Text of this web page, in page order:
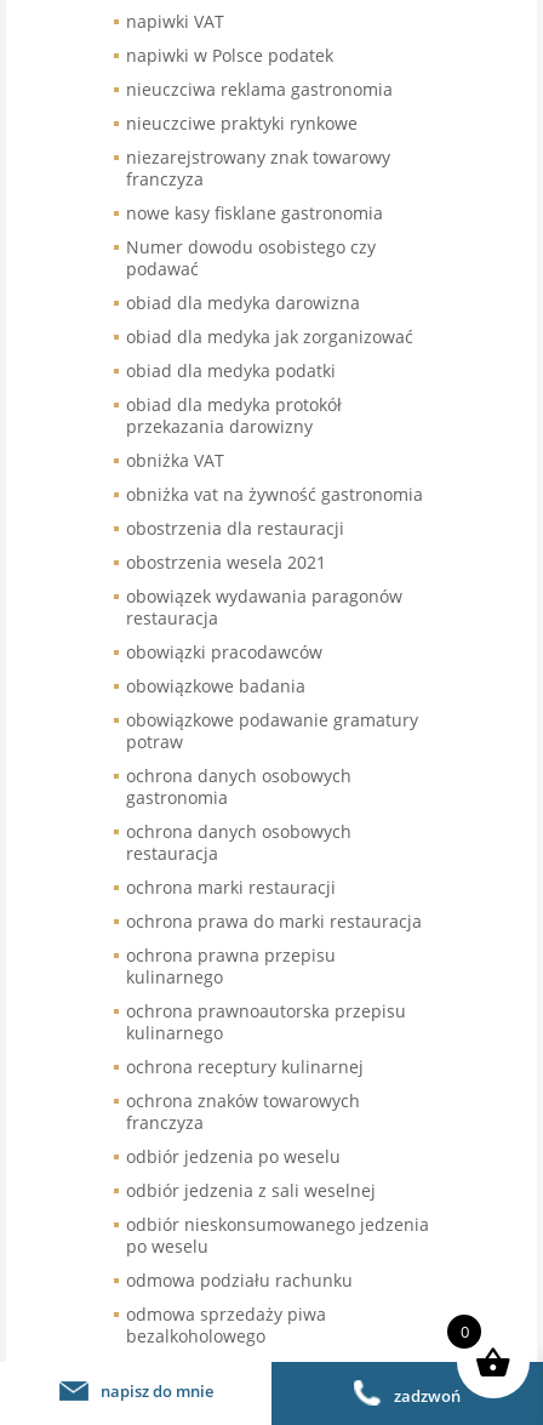
napiwki VAT
napiwki w Polsce podatek
nieuczciwa reklama gastronomia
nieuczciwe praktyki rynkowe
niezarejstrowany znak towarowy
franczyza
nowe kasy fisklane gastronomia
Numer dowodu osobistego czy
podawać
obiad dla medyka darowizna
obiad dla medyka jak zorganizować
obiad dla medyka podatki
obiad dla medyka protokół
przekazania darowizny
obniżka VAT
obniżka vat na żywność gastronomia
obostrzenia dla restauracji
obostrzenia wesela 2021
obowiązek wydawania paragonów
restauracja
obowiązki pracodawców
obowiązkowe badania
obowiązkowe podawanie gramatury
potraw
ochrona danych osobowych
gastronomia
ochrona danych osobowych
restauracja
ochrona marki restauracji
ochrona prawa do marki restauracja
ochrona prawna przepisu
kulinarnego
ochrona prawnoautorska przepisu
kulinarnego
ochrona receptury kulinarnej
ochrona znaków towarowych
franczyza
odbiór jedzenia po weselu
odbiór jedzenia z sali weselnej
odbiór nieskonsumowanego jedzenia
po weselu
odmowa podziału rachunku
odmowa sprzedaży piwa
bezalkoholowego
odroczenie terminu wymiany kasy
fiskalnej
napisz do mnie zadzwoń
0